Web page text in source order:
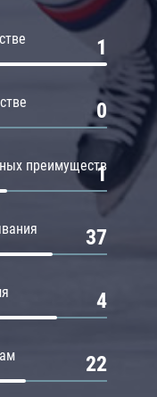
1
0
преимуществ
1
37
4
22